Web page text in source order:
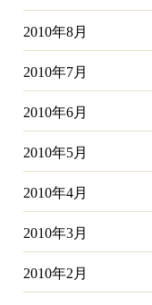
2010年8月
2010年7月
2010年6月
2010年5月
2010年4月
2010年3月
2010年2月